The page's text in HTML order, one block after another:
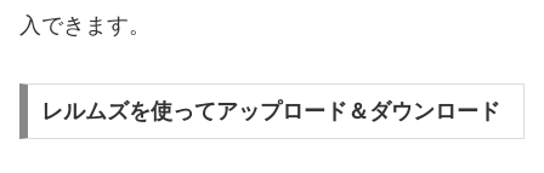
入できます。
レルムズを使ってアップロード＆ダウンロード